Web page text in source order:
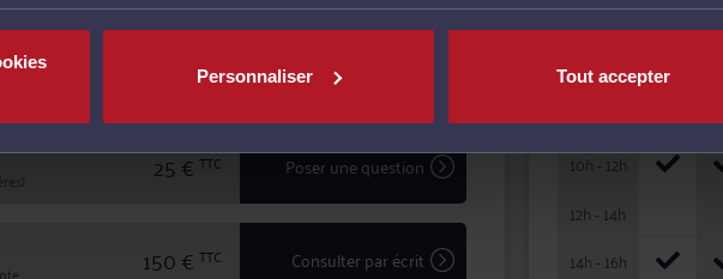
Personnaliser Tout accepter
40 €TTC Demander un rappel
25 €TTC Poser une question
150 € TTC Consulter par écrit
HORAIRES LUN
08h - 10h
10h - 12h
12h - 14h
14h - 16h